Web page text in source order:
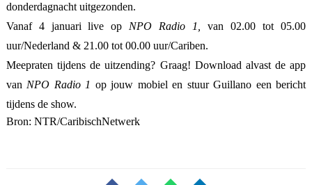
donderdagnacht uitgezonden.
Vanaf 4 januari live op NPO Radio 1, van 02.00 tot 05.00
uur/Nederland & 21.00 tot 00.00 uur/Cariben.
Meepraten tijdens de uitzending? Graag! Download alvast de app
van NPO Radio 1 op jouw mobiel en stuur Guillano een bericht
tijdens de show.
Bron: NTR/CaribischNetwerk